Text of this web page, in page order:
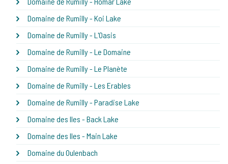
Domaine de Rumilly - Koi Lake
Domaine de Rumilly - L'Oasis
Domaine de Rumilly - Le Domaine
Domaine de Rumilly - Le Planète
Domaine de Rumilly - Les Erables
Domaine de Rumilly - Paradise Lake
Domaine des Iles - Back Lake
Domaine des Iles - Main Lake
Domaine du Oulenbach